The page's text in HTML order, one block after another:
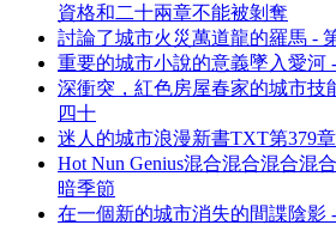
資格和二十兩章不能被剝奪
討論了城市火災萬道龍的羅馬 -
重要的城市小說的意義墜入愛河
深衝突，紅色房屋春家的城市技
四十
迷人的城市浪漫新書TXT第379
Hot Nun Genius混合混合混合混
暗季節
在一個新的城市消失的間諜陰影